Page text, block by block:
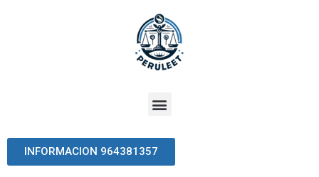
INFORMACION 964381357